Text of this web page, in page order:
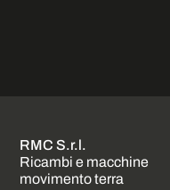
RMC S.r.l.
Ricambi e macchine
movimento terra